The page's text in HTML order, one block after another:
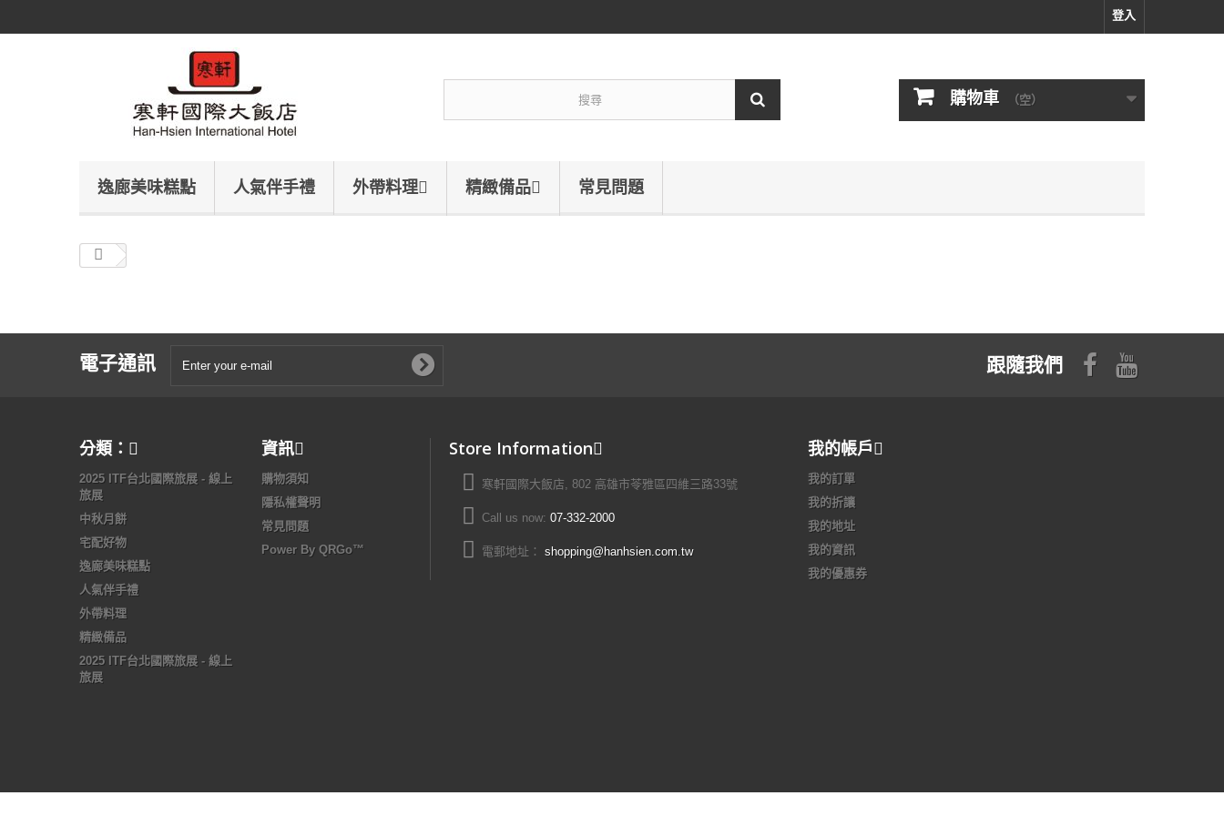
登入
購物車 （空）
逸廊美味糕點 人氣伴手禮 外帶料理 精緻備品 常見問題
電子通訊 跟隨我們
分類：
2025 ITF台北國際旅展 - 線上
旅展
中秋月餅
宅配好物
逸廊美味糕點
人氣伴手禮
外帶料理
精緻備品
2025 ITF台北國際旅展 - 線上
旅展
資訊
購物須知
隱私權聲明
常見問題
Power By QRGo™
Store Information
寒軒國際大飯店, 802 高雄市苓雅區四維三路33號
Call us now: 07-332-2000
電郵地址： shopping@hanhsien.com.tw
我的帳戶
我的訂單
我的折讓
我的地址
我的資訊
我的優惠券